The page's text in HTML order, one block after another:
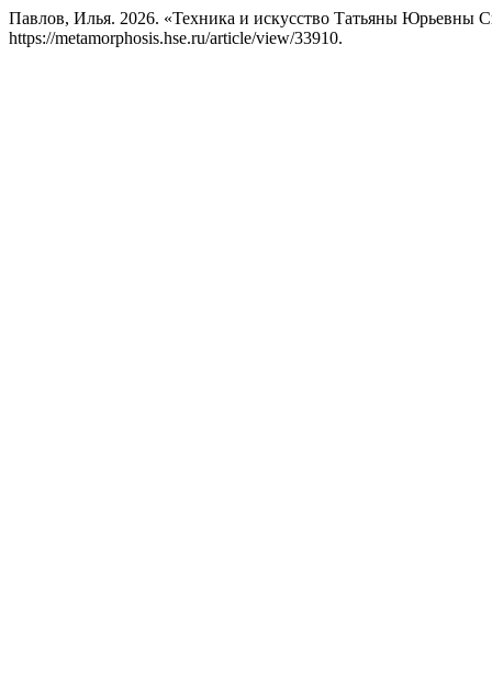
Павлов, Илья. 2026. «Техника и искусство Татьяны Юрьевны
https://metamorphosis.hse.ru/article/view/33910.